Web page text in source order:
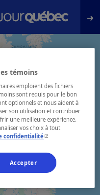
témoins
emploient des fichiers
sont requis pour le bon
optionnels et nous aident à
son utilisation et contribuer
une meilleure expérience.
vos choix à tout
confidentialité- Cet hyperlien
Accepter